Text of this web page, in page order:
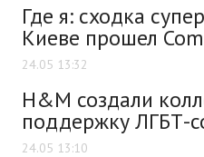
Где я: сходка
Киеве прошел
24.05 13:32
H&M создали
поддержку ЛГБТ-
24.05 13:10